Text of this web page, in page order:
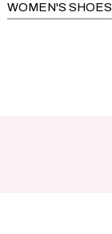
WOMEN'S SHOES